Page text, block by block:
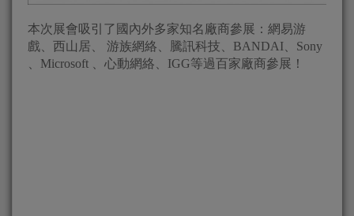
本次展會吸引了國內外多家知名廠商參展：網易游
戲、西山居、 游族網絡、騰訊科技、BANDAI、Sony
、Microsoft 、心動網絡、IGG等過百家廠商參展！